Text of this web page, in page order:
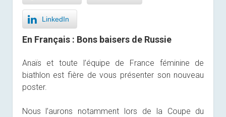
LinkedIn
En Français : Bons baisers de Russie
Anaïs et toute l’équipe de France féminine de
biathlon est fière de vous présenter son nouveau
poster.
Nous l’aurons notamment lors de la Coupe du